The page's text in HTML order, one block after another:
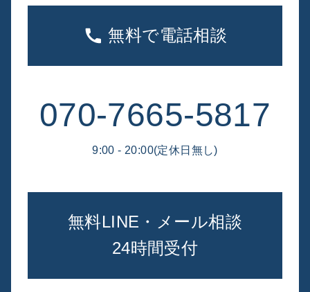
無料で電話相談
070-7665-5817
9:00 - 20:00(定休日無し)
無料LINE・メール相談
24時間受付